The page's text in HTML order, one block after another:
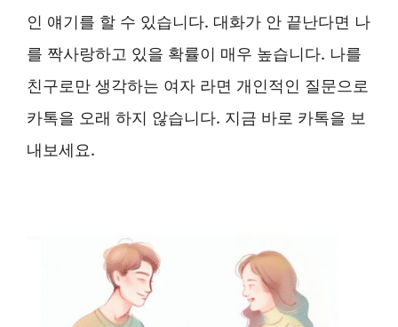
인 얘기를 할 수 있습니다. 대화가 안 끝난다면 나
를 짝사랑하고 있을 확률이 매우 높습니다. 나를
친구로만 생각하는 여자 라면 개인적인 질문으로
카톡을 오래 하지 않습니다. 지금 바로 카톡을 보
내보세요.